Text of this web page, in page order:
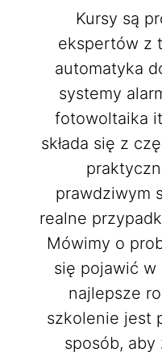
Kursy są
ekspertów z
automatyka
systemy
fotowoltaika
składa się z
prawdziwym
realne
Mówimy o
się pojawić w
najlepsze
szkolenie jest
sposób,